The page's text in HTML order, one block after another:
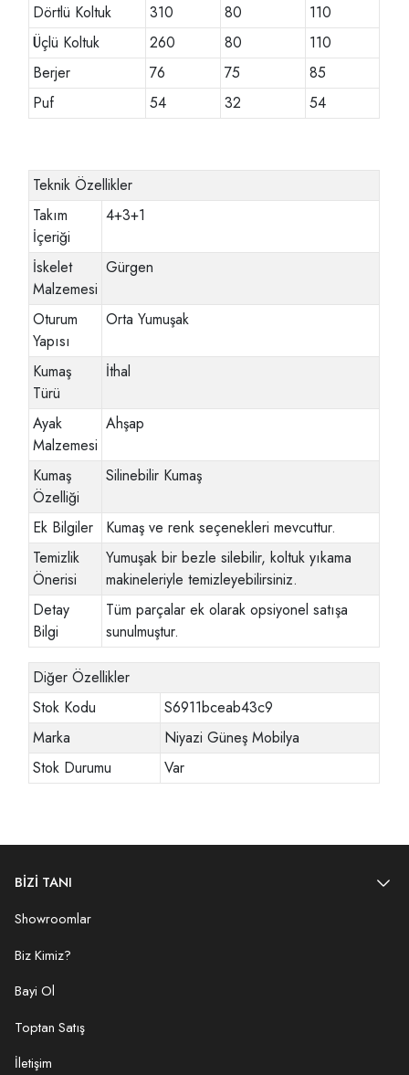
Dörtlü Koltuk
310 80
110
Üçlü Koltuk
260 80
110
Berjer
76 75
85
Puf
54 32 54
Teknik Özellikler
Takım
İçeriği
4+3+1
İskelet
Malzemesi
Gürgen
Oturum
Yapısı
Orta Yumuşak
Kumaş
Türü
İthal
Ayak
Malzemesi
Ahşap
Kumaş
Özelliği
Silinebilir Kumaş
Ek Bilgiler
Kumaş ve renk seçenekleri mevcuttur.
Temizlik
Önerisi
Yumuşak bir bezle silebilir, koltuk yıkama
makineleriyle temizleyebilirsiniz.
Detay
Bilgi
Tüm parçalar ek olarak opsiyonel satışa
sunulmuştur.
Diğer Özellikler
Stok Kodu
S6911bceab43c9
Marka
Niyazi Güneş Mobilya
Stok Durumu
Var
BİZİ TANI
Showroomlar
Biz Kimiz?
Bayi Ol
Toptan Satış
İletişim